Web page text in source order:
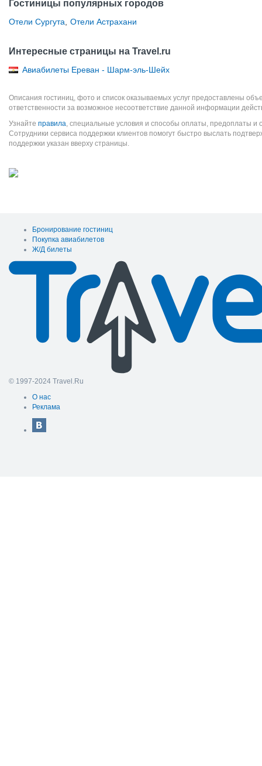
Гостиницы популярных городов
Отели Сургута Отели Астрахани
Интересные страницы на Travel.ru
Авиабилеты Ереван - Шарм-эль-Шейх
Описания гостиниц, фото и список оказываемых услуг предоставлены
ответственности за возможное несоответствие данной информации
Узнайте правила, специальные условия и способы оплаты, предоплаты и
Сотрудники сервиса поддержки клиентов помогут быстро выслать
поддержки указан вверху страницы.
Бронирование гостиниц
Покупка авиабилетов
Ж/Д билеты
© 1997-2024 Travel.Ru
О нас
Реклама